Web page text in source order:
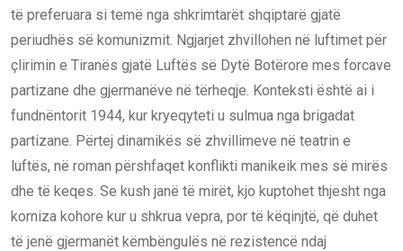
të preferuara si temë nga shkrimtarët shqiptarë gjatë
periudhës së komunizmit. Ngjarjet zhvillohen në luftimet për
çlirimin e Tiranës gjatë Luftës së Dytë Botërore mes forcave
partizane dhe gjermanëve në tërheqje. Konteksti është ai i
fundnëntorit 1944, kur kryeqyteti u sulmua nga brigadat
partizane. Përtej dinamikës së zhvillimeve në teatrin e
luftës, në roman përshfaqet konflikti manikeik mes së mirës
dhe të keqes. Se kush janë të mirët, kjo kuptohet thjesht nga
korniza kohore kur u shkrua vepra, por të këqinjtë, që duhet
të jenë gjermanët këmbëngulës në rezistencë ndaj